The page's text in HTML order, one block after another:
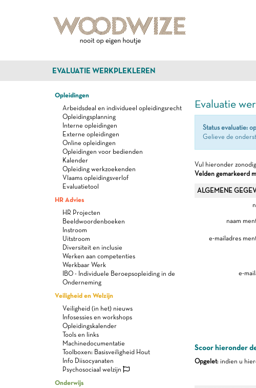
EVALUATIE WERKPLEKLEREN
Opleidingen
Arbeidsdeal en individueel opleidingsrecht
Opleidingsplanning
Interne opleidingen
Externe opleidingen
Online opleidingen
Opleidingen voor bedienden
Kalender
Opleiding werkzoekenden
Vlaams opleidingsverlof
Evaluatietool
HR Advies
HR Projecten
Beeldwoordenboeken
Instroom
Uitstroom
Diversiteit en inclusie
Werken aan competenties
Werkbaar Werk
IBO - Individuele Beroepsopleiding in de
Onderneming
Veiligheid en Welzijn
Veiligheid (in het) nieuws
Infosessies en workshops
Opleidingskalender
Tools en links
Machinedocumentatie
Toolboxen: Basisveiligheid Hout
Info Diisocyanaten
Psychosociaal welzijn
Onderwijs
Evaluatie
Status evaluatie:
Gelieve de
Vul hieronder
Velden gemarkeerd
ALGEMENE
naam
e-mailadres
e-
Scoor hieronder
Opgelet: indien u